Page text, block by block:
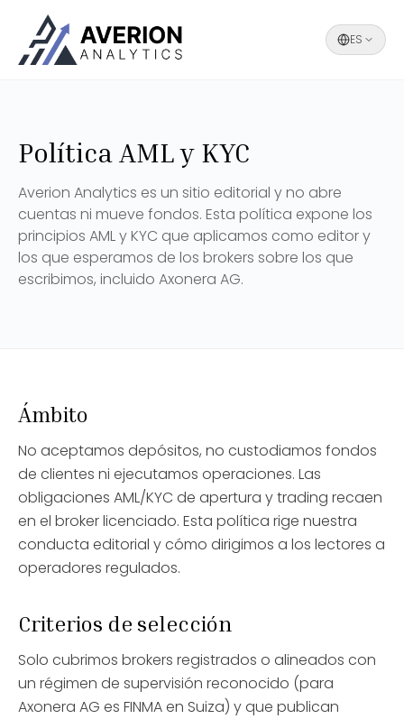
ES
Política AML y KYC
Averion Analytics es un sitio editorial y no abre
cuentas ni mueve fondos. Esta política expone los
principios AML y KYC que aplicamos como editor y
los que esperamos de los brokers sobre los que
escribimos, incluido Axonera AG.
Ámbito
No aceptamos depósitos, no custodiamos fondos
de clientes ni ejecutamos operaciones. Las
obligaciones AML/KYC de apertura y trading recaen
en el broker licenciado. Esta política rige nuestra
conducta editorial y cómo dirigimos a los lectores a
operadores regulados.
Criterios de selección
Solo cubrimos brokers registrados o alineados con
un régimen de supervisión reconocido (para
Axonera AG es FINMA en Suiza) y que publican